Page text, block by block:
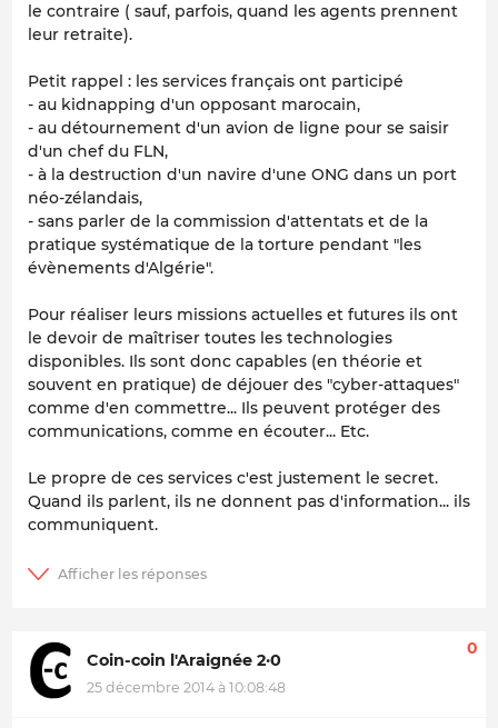
le contraire ( sauf, parfois, quand les agents prennent
leur retraite).
Petit rappel : les services français ont participé
- au kidnapping d'un opposant marocain,
- au détournement d'un avion de ligne pour se saisir
d'un chef du FLN,
- à la destruction d'un navire d'une ONG dans un port
néo-zélandais,
- sans parler de la commission d'attentats et de la
pratique systématique de la torture pendant "les
évènements d'Algérie".
Pour réaliser leurs missions actuelles et futures ils ont
le devoir de maîtriser toutes les technologies
disponibles. Ils sont donc capables (en théorie et
souvent en pratique) de déjouer des "cyber-attaques"
comme d'en commettre... Ils peuvent protéger des
communications, comme en écouter... Etc.
Le propre de ces services c'est justement le secret.
Quand ils parlent, ils ne donnent pas d'information... ils
communiquent.
Coin-coin l'Araignée 2·0
25 décembre 2014 à 10:08:48
0